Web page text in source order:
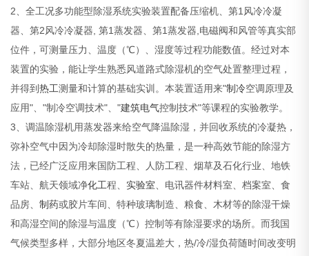
2、全工况多功能型除湿系统实验装置配备压缩机、第1风冷冷凝
器、第2风冷冷凝器, 第1蒸发器、第1蒸发器,电磁阀和风管等真实部
位件，可测量压力、温度（℃）、湿度等过程功能数值。经过对本
装置的实验，能让学生熟悉风道路式除湿机的空气处置整理过程，
并得到热工测量和计算的基础实训。本装置适用来"制冷空调原理及
应用"、"制冷空调技术"、"建筑电气控制技术"等课程的实验教学。
3、调温除湿机用蒸发器来给空气降温除湿，并回收系统的冷凝热，
弥补空气中因为冷却除湿时散失的热量，是一种高效节能的除湿方
法，已经广泛应用来国防工程、人防工程、烟草及石化行业、地铁
车站、航天领域净化工程、 实验室、电讯器件材料室、档案室、食
品房、制药或胶片车间、特种玻璃制造、粮食、木材等的除湿干燥
和高湿空间的除湿与温度（℃）控制等有除湿要求的场所。而我国
气候类型多样，大部分地区冬夏温差大，热/冷/湿负荷随时间改变明